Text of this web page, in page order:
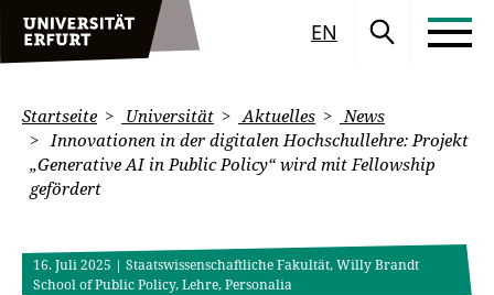
EN
Startseite Universität Aktuelles
News
Innovationen in der digitalen Hochschullehre: Projekt
„Generative AI in Public Policy“ wird mit Fellowship
gefördert
16. Juli 2025 | Staatswissenschaftliche Fakultät, Willy Brandt
School of Public Policy, Lehre, Personalia